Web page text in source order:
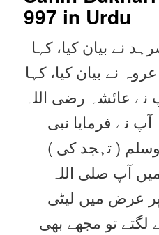
997 in Urdu
نے بیان کیا، کہا
نے بیان کیا، کہا
عائشہ رضی اللہ
نے فرمایا نبی
( تہجد کی )
آپ صلی اللہ
عرض میں لیٹی
تو مجھے بھی